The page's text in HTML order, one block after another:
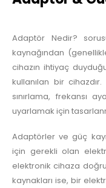
Adaptör Nedir?
kaynağından
cihazın ihtiyaç
kullanılan bir
sınırlama, frekansı
uyarlamak için
Adaptörler ve güç
için gerekli olan
elektronik cihaza
kaynakları ise, bir